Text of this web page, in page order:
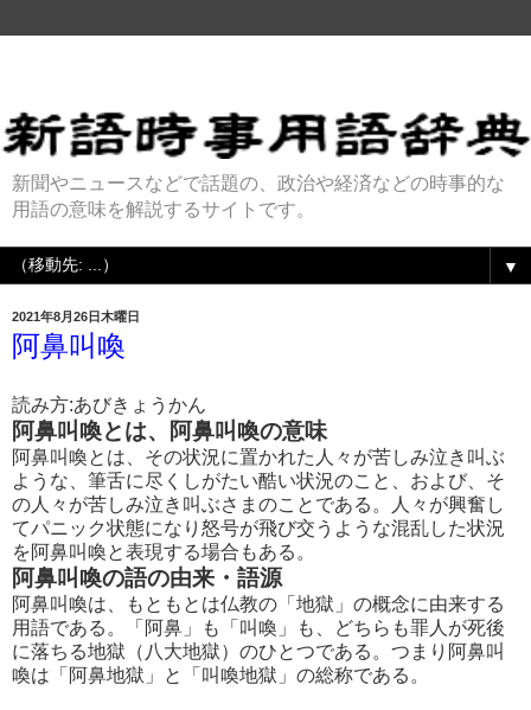
新聞やニュースなどで話題の、政治や経済などの時事的な
用語の意味を解説するサイトです。
▼
2021年8月26日木曜日
阿鼻叫喚
読み方:あびきょうかん
阿鼻叫喚とは、阿鼻叫喚の意味
阿鼻叫喚とは、その状況に置かれた人々が苦しみ泣き叫ぶ
ような、筆舌に尽くしがたい酷い状況のこと、および、そ
の人々が苦しみ泣き叫ぶさまのことである。人々が興奮し
てパニック状態になり怒号が飛び交うような混乱した状況
を阿鼻叫喚と表現する場合もある。
阿鼻叫喚の語の由来・語源
阿鼻叫喚は、もともとは仏教の「地獄」の概念に由来する
用語である。「阿鼻」も「叫喚」も、どちらも罪人が死後
に落ちる地獄（八大地獄）のひとつである。つまり阿鼻叫
喚は「阿鼻地獄」と「叫喚地獄」の総称である。